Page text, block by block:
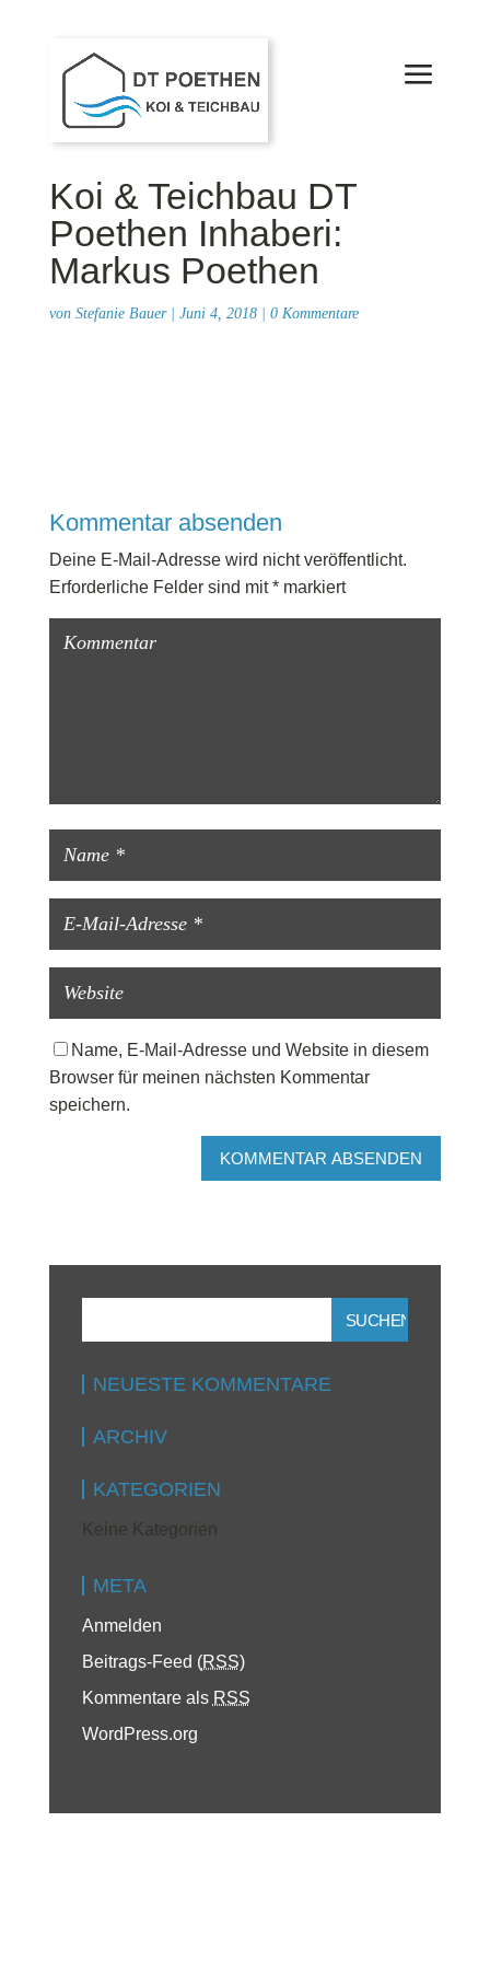
Koi & Teichbau DT
Poethen Inhaberi:
Markus Poethen
von Stefanie Bauer| Juni 4, 2018| 0 Kommentare
Kommentar absenden
Deine E-Mail-Adresse wird nicht veröffentlicht.
Erforderliche Felder sind mit*markiert
Name, E-Mail-Adresse und Website in diesem
Browser für meinen nächsten Kommentar
speichern.
NEUESTE KOMMENTARE
ARCHIV
KATEGORIEN
Keine Kategorien
META
Anmelden
Beitrags-Feed (RSS)
Kommentare als RSS
WordPress.org